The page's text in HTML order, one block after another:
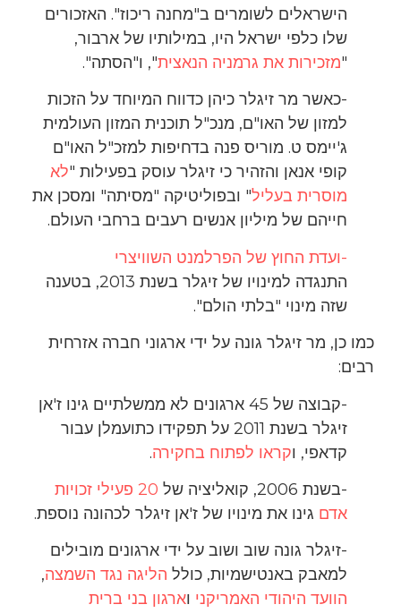
הישראלים לשומרים ב"מחנה ריכוז". האזכורים
שלו כלפי ישראל היו, במילותיו של ארבור,
"מזכירות את גרמניה הנאצית", ו"הסתה".
-כאשר מר זיגלר כיהן כדווח המיוחד על הזכות
למזון של האו"ם, מנכ"ל תוכנית המזון העולמית
ג'יימס ט. מוריס פנה בדחיפות למזכ"ל האו"ם
קופי אנאן והזהיר כי זיגלר עוסק בפעילות "לא
מוסרית בעליל" ובפוליטיקה "מסיתה" ומסכן את
חייהם של מיליון אנשים רעבים ברחבי העולם.
-ועדת החוץ של הפרלמנט השוויצרי
התנגדה למינויו של זיגלר בשנת 2013, בטענה
שזה מינוי "בלתי הולם".
כמו כן, מר זיגלר גונה על ידי ארגוני חברה אזרחית
רבים:
-קבוצה של 45 ארגונים לא ממשלתיים גינו ז'אן
זיגלר בשנת 2011 על תפקידו כתועמלן עבור
קדאפי, וקראו לפתוח בחקירה.
-בשנת 2006, קואליציה של
20 פעילי זכויות
אדם גינו את מינויו של ז'אן זיגלר לכהונה נוספת.
-זיגלר גונה שוב ושוב על ידי ארגונים מובילים
למאבק באנטישמיות, כולל הליגה נגד השמצה,
הוועד היהודי האמריקני וארגון בני ברית